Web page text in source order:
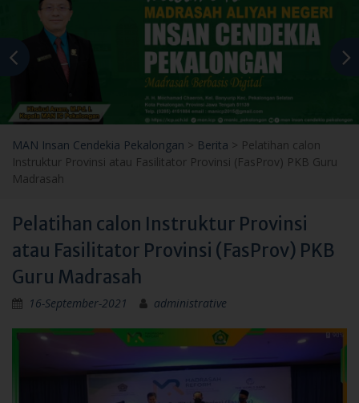
MAN Insan Cendekia Pekalongan > Berita > Pelatihan calon
Instruktur Provinsi atau Fasilitator Provinsi (FasProv) PKB Guru
Madrasah
Pelatihan calon Instruktur Provinsi
atau Fasilitator Provinsi (FasProv) PKB
Guru Madrasah
16-September-2021 administrative